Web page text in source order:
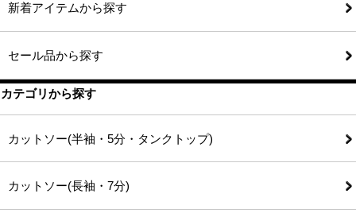
新着アイテムから探す
セール品から探す
カテゴリから探す
カットソー(半袖・5分・タンクトップ)
カットソー(長袖・7分)